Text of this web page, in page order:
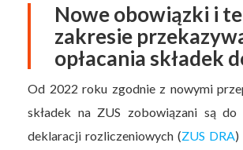
Nowe obowiązki i
zakresie
opłacania składek
Od 2022 roku zgodnie z nowymi
składek na ZUS zobowiązani są do
deklaracji rozliczeniowych (ZUS DRA)